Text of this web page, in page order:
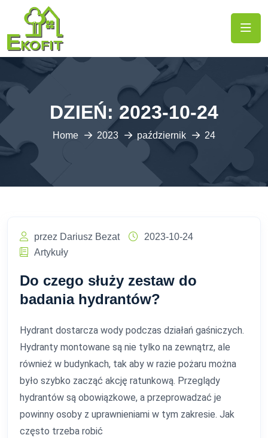
DZIEŃ: 2023-10-24
Home 2023 październik 24
przez Dariusz Bezat
2023-10-24
Artykuły
Do czego służy zestaw do
badania hydrantów?
Hydrant dostarcza wody podczas działań gaśniczych.
Hydranty montowane są nie tylko na zewnątrz, ale
również w budynkach, tak aby w razie pożaru można
było szybko zacząć akcję ratunkową. Przeglądy
hydrantów są obowiązkowe, a przeprowadzać je
powinny osoby z uprawnieniami w tym zakresie. Jak
często trzeba robić